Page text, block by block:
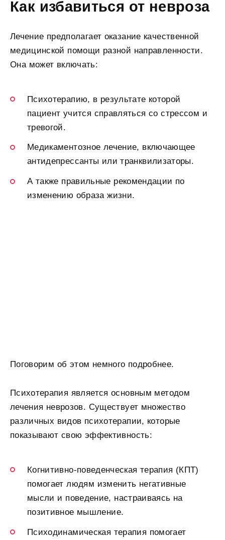
Как избавиться от невроза
Лечение предполагает оказание качественной
медицинской помощи разной направленности.
Она может включать:
Психотерапию, в результате которой
пациент учится справляться со стрессом и
тревогой.
Медикаментозное лечение, включающее
антидепрессанты или транквилизаторы.
А также правильные рекомендации по
изменению образа жизни.
Поговорим об этом немного подробнее.
Психотерапия является основным методом
лечения неврозов. Существует множество
различных видов психотерапии, которые
показывают свою эффективность:
Когнитивно-поведенческая терапия (КПТ)
помогает людям изменить негативные
мысли и поведение, настраиваясь на
позитивное мышление.
Психодинамическая терапия помогает